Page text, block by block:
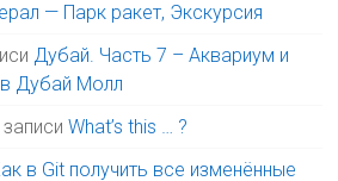
— Парк ракет, Экскурсия
Дубай. Часть 7 – Аквариум и
Дубай Молл
записиWhat’s this … ?
в Git получить все изменённые